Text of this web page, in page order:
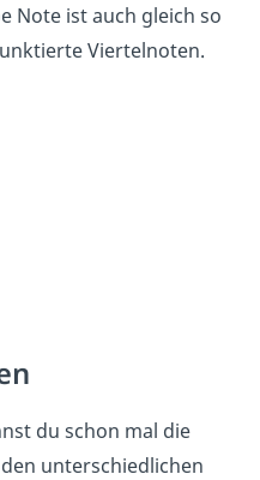
Note ist auch gleich so
Viertelnoten.
du schon mal die
unterschiedlichen